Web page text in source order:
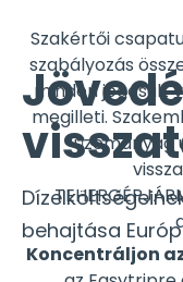
behajtása
Szakértői
szabályozás
minden jogosult
megilleti.
üzemanyag
Koncentráljon